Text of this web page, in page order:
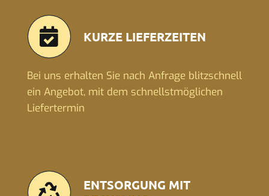
KURZE LIEFERZEITEN
Bei uns erhalten Sie nach Anfrage blitzschnell
ein Angebot, mit dem schnellstmöglichen
Liefertermin
ENTSORGUNG MIT